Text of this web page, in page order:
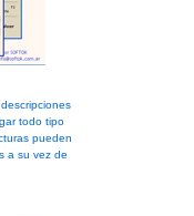
todo tipo
pueden
a su vez de